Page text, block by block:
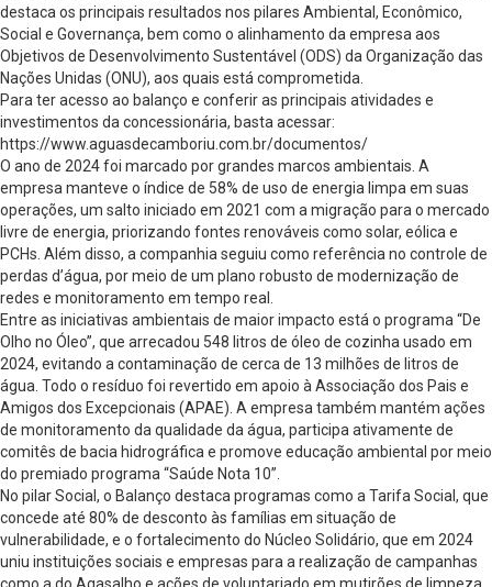
destaca os principais resultados nos pilares Ambiental, Econômico,
Social e Governança, bem como o alinhamento da empresa aos
Objetivos de Desenvolvimento Sustentável (ODS) da Organização das
Nações Unidas (ONU), aos quais está comprometida.
Para ter acesso ao balanço e conferir as principais atividades e
investimentos da concessionária, basta acessar:
https://www.aguasdecamboriu.com.br/documentos/
O ano de 2024 foi marcado por grandes marcos ambientais. A
empresa manteve o índice de 58% de uso de energia limpa em suas
operações, um salto iniciado em 2021 com a migração para o mercado
livre de energia, priorizando fontes renováveis como solar, eólica e
PCHs. Além disso, a companhia seguiu como referência no controle de
perdas d’água, por meio de um plano robusto de modernização de
redes e monitoramento em tempo real.
Entre as iniciativas ambientais de maior impacto está o programa “De
Olho no Óleo”, que arrecadou 548 litros de óleo de cozinha usado em
2024, evitando a contaminação de cerca de 13 milhões de litros de
água. Todo o resíduo foi revertido em apoio à Associação dos Pais e
Amigos dos Excepcionais (APAE). A empresa também mantém ações
de monitoramento da qualidade da água, participa ativamente de
comitês de bacia hidrográfica e promove educação ambiental por meio
do premiado programa “Saúde Nota 10”.
No pilar Social, o Balanço destaca programas como a Tarifa Social, que
concede até 80% de desconto às famílias em situação de
vulnerabilidade, e o fortalecimento do Núcleo Solidário, que em 2024
uniu instituições sociais e empresas para a realização de campanhas